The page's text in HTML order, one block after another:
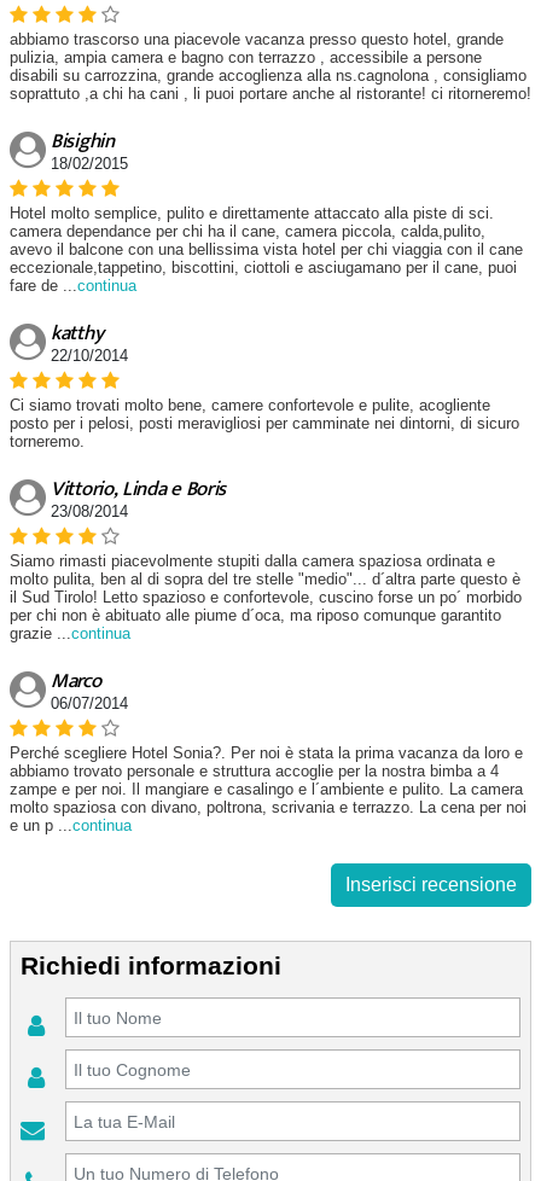
abbiamo trascorso una piacevole vacanza presso questo hotel, grande
pulizia, ampia camera e bagno con terrazzo , accessibile a persone
disabili su carrozzina, grande accoglienza alla ns.cagnolona , consigliamo
soprattuto ,a chi ha cani , li puoi portare anche al ristorante! ci ritorneremo!
Bisighin
18/02/2015
Hotel molto semplice, pulito e direttamente attaccato alla piste di sci.
camera dependance per chi ha il cane, camera piccola, calda,pulito,
avevo il balcone con una bellissima vista hotel per chi viaggia con il cane
eccezionale,tappetino, biscottini, ciottoli e asciugamano per il cane, puoi
fare de ...continua
katthy
22/10/2014
Ci siamo trovati molto bene, camere confortevole e pulite, acogliente
posto per i pelosi, posti meravigliosi per camminate nei dintorni, di sicuro
torneremo.
Vittorio, Linda e Boris
23/08/2014
Siamo rimasti piacevolmente stupiti dalla camera spaziosa ordinata e
molto pulita, ben al di sopra del tre stelle "medio"... d´altra parte questo è
il Sud Tirolo! Letto spazioso e confortevole, cuscino forse un po´ morbido
per chi non è abituato alle piume d´oca, ma riposo comunque garantito
grazie ...continua
Marco
06/07/2014
Perché scegliere Hotel Sonia?. Per noi è stata la prima vacanza da loro e
abbiamo trovato personale e struttura accoglie per la nostra bimba a 4
zampe e per noi. Il mangiare e casalingo e l´ambiente e pulito. La camera
molto spaziosa con divano, poltrona, scrivania e terrazzo. La cena per noi
e un p ...continua
Inserisci recensione
Richiedi informazioni